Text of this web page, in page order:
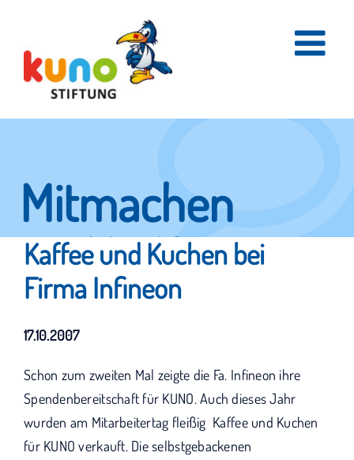
content
Mitmachen
und helfen.
Hier erfahren Sie, wie fleißige Helfer
Kaffee und Kuchen bei
Firma Infineon
17.10.2007
Schon zum zweiten Mal zeigte die Fa. Infineon ihre
Spendenbereitschaft für KUNO. Auch dieses Jahr
wurden am Mitarbeitertag fleißig Kaffee und Kuchen
für KUNO verkauft. Die selbstgebackenen